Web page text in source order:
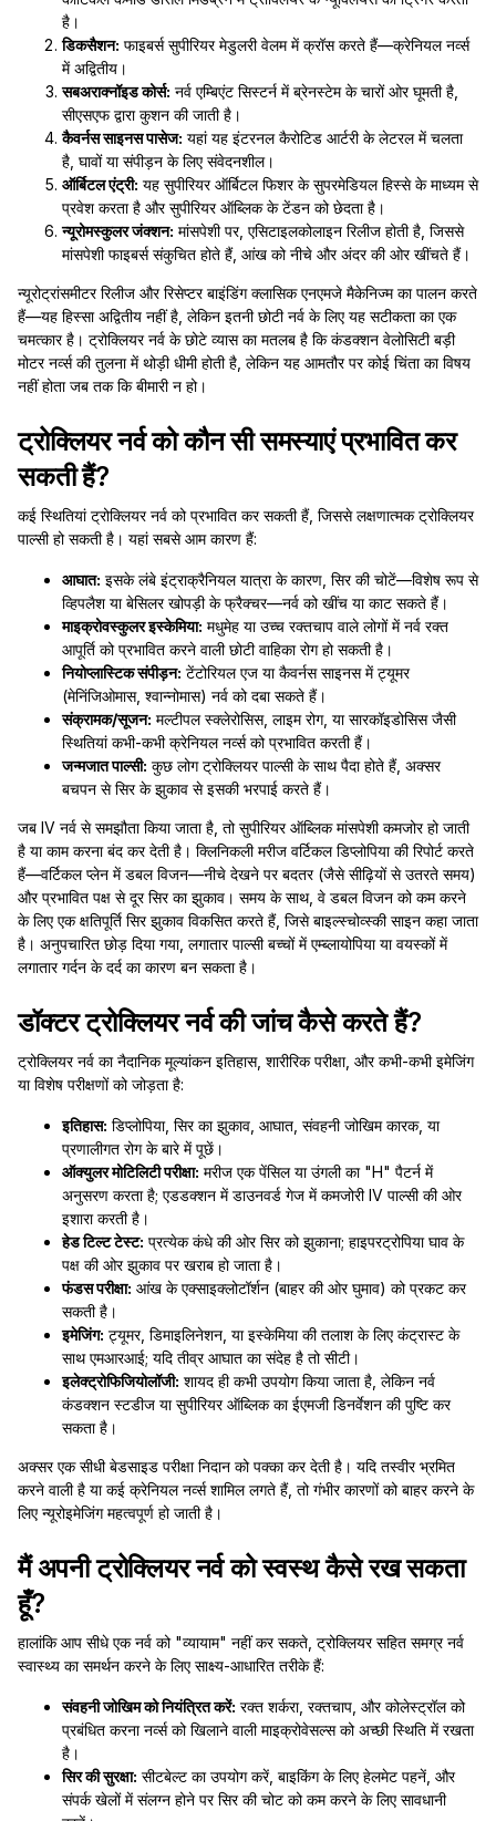
है।
डिकसैशन: फाइबर्स सुपीरियर मेडुलरी वेलम में क्रॉस करते हैं—क्रेनियल नर्व्स
में अद्वितीय।
सबअराक्नॉइड कोर्स: नर्व एम्बिएंट सिस्टर्न में ब्रेनस्टेम के चारों ओर घूमती है,
सीएसएफ द्वारा कुशन की जाती है।
कैवर्नस साइनस पासेज: यहां यह इंटरनल कैरोटिड आर्टरी के लेटरल में चलता
है, घावों या संपीड़न के लिए संवेदनशील।
ऑर्बिटल एंट्री: यह सुपीरियर ऑर्बिटल फिशर के सुपरमेडियल हिस्से के माध्यम से
प्रवेश करता है और सुपीरियर ऑब्लिक के टेंडन को छेदता है।
न्यूरोमस्कुलर जंक्शन: मांसपेशी पर, एसिटाइलकोलाइन रिलीज होती है, जिससे
मांसपेशी फाइबर्स संकुचित होते हैं, आंख को नीचे और अंदर की ओर खींचते हैं।
न्यूरोट्रांसमीटर रिलीज और रिसेप्टर बाइंडिंग क्लासिक एनएमजे मैकेनिज्म का पालन करते
हैं—यह हिस्सा अद्वितीय नहीं है, लेकिन इतनी छोटी नर्व के लिए यह सटीकता का एक
चमत्कार है। ट्रोक्लियर नर्व के छोटे व्यास का मतलब है कि कंडक्शन वेलोसिटी बड़ी
मोटर नर्व्स की तुलना में थोड़ी धीमी होती है, लेकिन यह आमतौर पर कोई चिंता का विषय
नहीं होता जब तक कि बीमारी न हो।
ट्रोक्लियर नर्व को कौन सी समस्याएं प्रभावित कर
सकती हैं?
कई स्थितियां ट्रोक्लियर नर्व को प्रभावित कर सकती हैं, जिससे लक्षणात्मक ट्रोक्लियर
पाल्सी हो सकती है। यहां सबसे आम कारण हैं:
आघात: इसके लंबे इंट्राक्रैनियल यात्रा के कारण, सिर की चोटें—विशेष रूप से
व्हिपलैश या बेसिलर खोपड़ी के फ्रैक्चर—नर्व को खींच या काट सकते हैं।
माइक्रोवस्कुलर इस्केमिया: मधुमेह या उच्च रक्तचाप वाले लोगों में नर्व रक्त
आपूर्ति को प्रभावित करने वाली छोटी वाहिका रोग हो सकती है।
नियोप्लास्टिक संपीड़न: टेंटोरियल एज या कैवर्नस साइनस में ट्यूमर
(मेनिंजिओमास, श्वान्नोमास) नर्व को दबा सकते हैं।
संक्रामक/सूजन: मल्टीपल स्क्लेरोसिस, लाइम रोग, या सारकॉइडोसिस जैसी
स्थितियां कभी-कभी क्रेनियल नर्व्स को प्रभावित करती हैं।
जन्मजात पाल्सी: कुछ लोग ट्रोक्लियर पाल्सी के साथ पैदा होते हैं, अक्सर
बचपन से सिर के झुकाव से इसकी भरपाई करते हैं।
जब IV नर्व से समझौता किया जाता है, तो सुपीरियर ऑब्लिक मांसपेशी कमजोर हो जाती
है या काम करना बंद कर देती है। क्लिनिकली मरीज वर्टिकल डिप्लोपिया की रिपोर्ट करते
हैं—वर्टिकल प्लेन में डबल विजन—नीचे देखने पर बदतर (जैसे सीढ़ियों से उतरते समय)
और प्रभावित पक्ष से दूर सिर का झुकाव। समय के साथ, वे डबल विजन को कम करने
के लिए एक क्षतिपूर्ति सिर झुकाव विकसित करते हैं, जिसे बाइल्स्चोव्स्की साइन कहा जाता
है। अनुपचारित छोड़ दिया गया, लगातार पाल्सी बच्चों में एम्ब्लायोपिया या वयस्कों में
लगातार गर्दन के दर्द का कारण बन सकता है।
डॉक्टर ट्रोक्लियर नर्व की जांच कैसे करते हैं?
ट्रोक्लियर नर्व का नैदानिक मूल्यांकन इतिहास, शारीरिक परीक्षा, और कभी-कभी इमेजिंग
या विशेष परीक्षणों को जोड़ता है:
इतिहास: डिप्लोपिया, सिर का झुकाव, आघात, संवहनी जोखिम कारक, या
प्रणालीगत रोग के बारे में पूछें।
ऑक्युलर मोटिलिटी परीक्षा: मरीज एक पेंसिल या उंगली का "H" पैटर्न में
अनुसरण करता है; एडडक्शन में डाउनवर्ड गेज में कमजोरी IV पाल्सी की ओर
इशारा करती है।
हेड टिल्ट टेस्ट: प्रत्येक कंधे की ओर सिर को झुकाना; हाइपरट्रोपिया घाव के
पक्ष की ओर झुकाव पर खराब हो जाता है।
फंडस परीक्षा: आंख के एक्साइक्लोटॉर्शन (बाहर की ओर घुमाव) को प्रकट कर
सकती है।
इमेजिंग: ट्यूमर, डिमाइलिनेशन, या इस्केमिया की तलाश के लिए कंट्रास्ट के
साथ एमआरआई; यदि तीव्र आघात का संदेह है तो सीटी।
इलेक्ट्रोफिजियोलॉजी: शायद ही कभी उपयोग किया जाता है, लेकिन नर्व
कंडक्शन स्टडीज या सुपीरियर ऑब्लिक का ईएमजी डिनर्वेशन की पुष्टि कर
सकता है।
अक्सर एक सीधी बेडसाइड परीक्षा निदान को पक्का कर देती है। यदि तस्वीर भ्रमित
करने वाली है या कई क्रेनियल नर्व्स शामिल लगते हैं, तो गंभीर कारणों को बाहर करने के
लिए न्यूरोइमेजिंग महत्वपूर्ण हो जाती है।
मैं अपनी ट्रोक्लियर नर्व को स्वस्थ कैसे रख सकता
हूँ?
हालांकि आप सीधे एक नर्व को "व्यायाम" नहीं कर सकते, ट्रोक्लियर सहित समग्र नर्व
स्वास्थ्य का समर्थन करने के लिए साक्ष्य-आधारित तरीके हैं:
संवहनी जोखिम को नियंत्रित करें: रक्त शर्करा, रक्तचाप, और कोलेस्ट्रॉल को
प्रबंधित करना नर्व्स को खिलाने वाली माइक्रोवेसल्स को अच्छी स्थिति में रखता
है।
सिर की सुरक्षा: सीटबेल्ट का उपयोग करें, बाइकिंग के लिए हेलमेट पहनें, और
संपर्क खेलों में संलग्न होने पर सिर की चोट को कम करने के लिए सावधानी